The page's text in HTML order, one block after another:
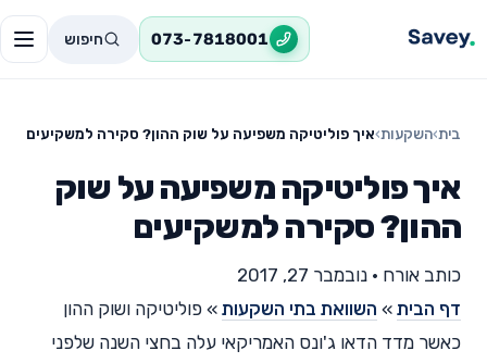
073-7818001 חיפוש
בית›השקעות›איך פוליטיקה משפיעה על שוק ההון? סקירה למשקיעים
איך פוליטיקה משפיעה על שוק
ההון? סקירה למשקיעים
כותב אורח • נובמבר 27, 2017
דף הבית » השוואת בתי השקעות » פוליטיקה ושוק ההון
כאשר מדד הדאו ג'ונס האמריקאי עלה בחצי השנה שלפני